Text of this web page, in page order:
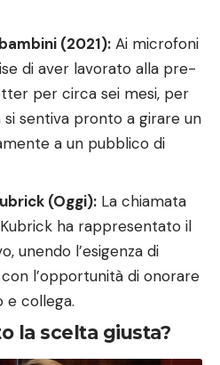
(2021): Ai microfoni
di aver lavorato alla pre-
per circa sei mesi, per
sentiva pronto a girare un
a un pubblico di
(Oggi): La chiamata
ha rappresentato il
unendo l’esigenza di
l’opportunità di onorare
e collega.
la scelta giusta?